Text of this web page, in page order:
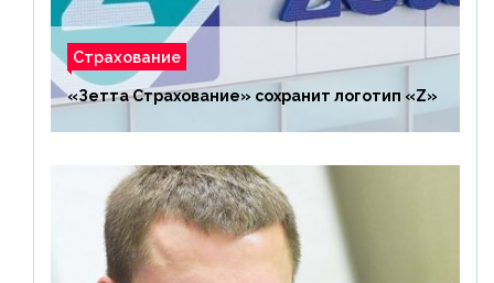
Страхование
«Зетта Страхование» сохранит логотип «Z»